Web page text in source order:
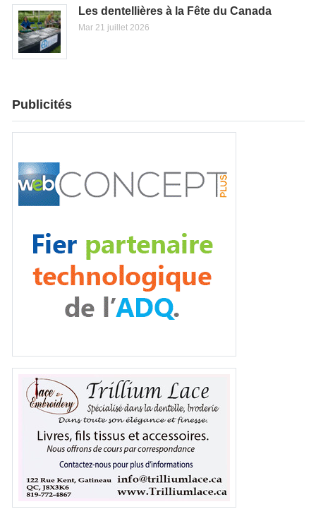
Les dentellières à la Fête du Canada
Mar 21 juillet 2026
Publicités